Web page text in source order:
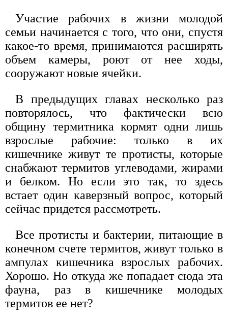
Участие рабочих в жизни молодой
семьи начинается с того, что они, спустя
какое-то время, принимаются расширять
объем камеры, роют от нее ходы,
сооружают новые ячейки.
В предыдущих главах несколько раз
повторялось, что фактически всю
общину термитника кормят одни лишь
взрослые рабочие: только в их
кишечнике живут те протисты, которые
снабжают термитов углеводами, жирами
и белком. Но если это так, то здесь
встает один каверзный вопрос, который
сейчас придется рассмотреть.
Все протисты и бактерии, питающие в
конечном счете термитов, живут только в
ампулах кишечника взрослых рабочих.
Хорошо. Но откуда же попадает сюда эта
фауна, раз в кишечнике молодых
термитов ее нет?